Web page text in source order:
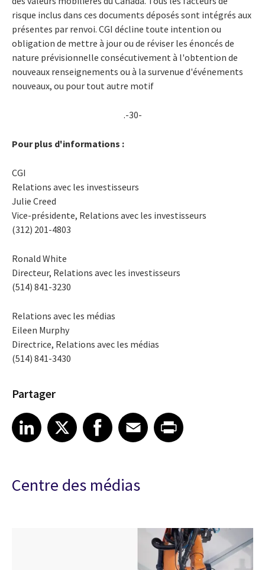
risque inclus dans ces documents déposés sont intégrés aux
présentes par renvoi. CGI décline toute intention ou
obligation de mettre à jour ou de réviser les énoncés de
nature prévisionnelle consécutivement à l'obtention de
nouveaux renseignements ou à la survenue d'événements
nouveaux, ou pour tout autre motif
.-30-
Pour plus d'informations :
CGI
Relations avec les investisseurs
Julie Creed
Vice-présidente, Relations avec les investisseurs
(312) 201-4803
Ronald White
Directeur, Relations avec les investisseurs
(514) 841-3230
Relations avec les médias
Eileen Murphy
Directrice, Relations avec les médias
(514) 841-3430
Partager
Share article on LinkedIn
LinkedIn
Share article on XShare article on Facebook
Facebook
Share article on Email
EmailShare article on Print
Centre des médias